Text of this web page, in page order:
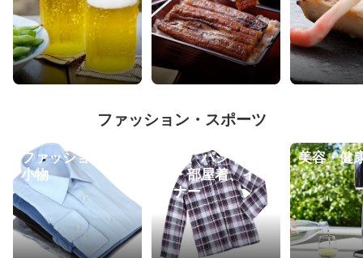
ファッション・スポーツ
ファッション・
小物
甚平、パジャ
マ・部屋着、イ
ンナー
美容・健